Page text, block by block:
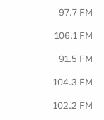
97.7 FM
106.1 FM
91.5 FM
104.3 FM
102.2 FM